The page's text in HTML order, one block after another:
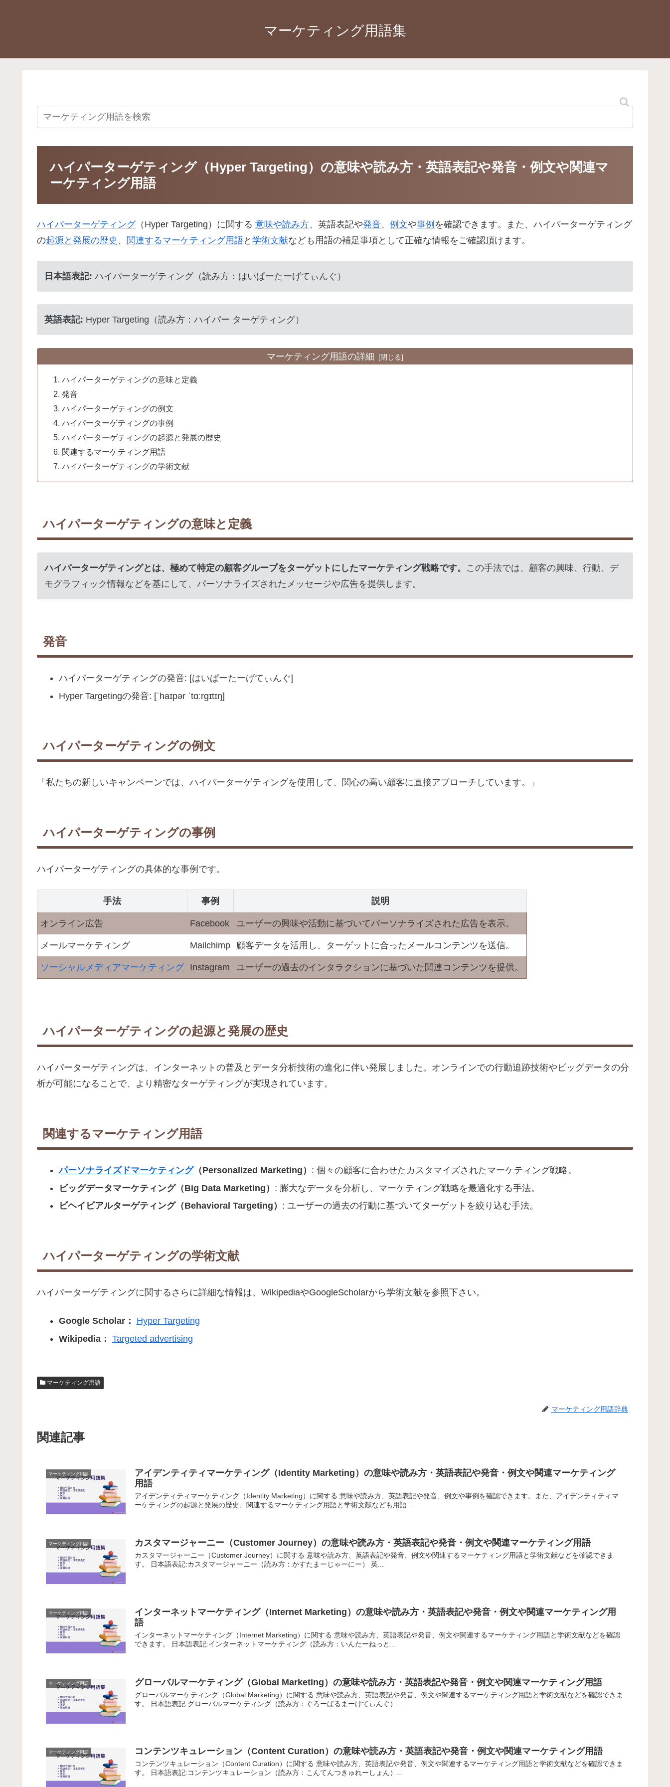
マーケティング用語集
ハイパーターゲティング（Hyper Targeting）の意味や読み方・英語表記や発音・例文や関連マ
ーケティング用語
ハイパーターゲティング（Hyper Targeting）に関する 意味や読み方、英語表記や発音、 例文や事例 を確認できます。また、ハイパーターゲティング
の起源と発展の歴史 、 関連するマーケティング用語と 学術文献なども用語の補足事項として正確な情報をご確認頂けます。
日本語表記: ハイパーターゲティング（読み方：はいぱーたーげてぃんぐ）
英語表記: Hyper Targeting（読み方：ハイパー ターゲティング）
マーケティング用語の詳細
ハイパーターゲティングの意味と定義
発音
ハイパーターゲティングの例文
ハイパーターゲティングの事例
ハイパーターゲティングの起源と発展の歴史
関連するマーケティング用語
ハイパーターゲティングの学術文献
ハイパーターゲティングの意味と定義
ハイパーターゲティングとは、極めて特定の顧客グループをターゲットにしたマーケティング戦略です。 この手法では、顧客の興味、行動、デ
モグラフィック情報などを基にして、パーソナライズされたメッセージや広告を提供します。
発音
ハイパーターゲティングの発音: [はいぱーたーげてぃんぐ]
Hyper Targetingの発音: [ˈhaɪpər ˈtɑːrgɪtɪŋ]
ハイパーターゲティングの例文
「私たちの新しいキャンペーンでは、ハイパーターゲティングを使用して、関心の高い顧客に直接アプローチしています。」
ハイパーターゲティングの事例
ハイパーターゲティングの具体的な事例です。
手法 事例 説明
オンライン広告 Facebook ユーザーの興味や活動に基づいてパーソナライズされた広告を表示。
メールマーケティング Mailchimp 顧客データを活用し、ターゲットに合ったメールコンテンツを送信。
ソーシャルメディアマーケティング Instagram ユーザーの過去のインタラクションに基づいた関連コンテンツを提供。
ハイパーターゲティングの起源と発展の歴史
ハイパーターゲティングは、インターネットの普及とデータ分析技術の進化に伴い発展しました。オンラインでの行動追跡技術やビッグデータの分
析が可能になることで、より精密なターゲティングが実現されています。
関連するマーケティング用語
パーソナライズドマーケティング（Personalized Marketing） : 個々の顧客に合わせたカスタマイズされたマーケティング戦略。
ビッグデータマーケティング（Big Data Marketing） : 膨大なデータを分析し、マーケティング戦略を最適化する手法。
ビヘイビアルターゲティング（Behavioral Targeting） : ユーザーの過去の行動に基づいてターゲットを絞り込む手法。
ハイパーターゲティングの学術文献
ハイパーターゲティングに関するさらに詳細な情報は、WikipediaやGoogleScholarから学術文献を参照下さい。
Google Scholar：
Hyper Targeting
Wikipedia： Targeted advertising
マーケティング用語
マーケティング用語辞典
関連記事
マーケティング用語
アイデンティティマーケティング（Identity Marketing）の意味や読み方・英語表記や発音・例文や関連マーケティング
用語
アイデンティティマーケティング（Identity Marketing）に関する 意味や読み方、英語表記や発音、例文や事例を確認できます。また、アイデンティティマ
ーケティングの起源と発展の歴史、関連するマーケティング用語と学術文献なども用語...
マーケティング用語 カスタマージャーニー（Customer Journey）の意味や読み方・英語表記や発音・例文や関連マーケティング用語
カスタマージャーニー（Customer Journey）に関する 意味や読み方、英語表記や発音、例文や関連するマーケティング用語と学術文献などを確認できま
す。 日本語表記:カスタマージャーニー（読み方：かすたまーじゃーにー） 英...
マーケティング用語
インターネットマーケティング（Internet Marketing）の意味や読み方・英語表記や発音・例文や関連マーケティング用
語
インターネットマーケティング（Internet Marketing）に関する 意味や読み方、英語表記や発音、例文や関連するマーケティング用語と学術文献などを確認
できます。 日本語表記:インターネットマーケティング（読み方：いんたーねっと...
マーケティング用語 グローバルマーケティング（Global Marketing）の意味や読み方・英語表記や発音・例文や関連マーケティング用語
グローバルマーケティング（Global Marketing）に関する 意味や読み方、英語表記や発音、例文や関連するマーケティング用語と学術文献などを確認できま
す。 日本語表記:グローバルマーケティング（読み方：ぐろーばるまーけてぃんぐ）...
マーケティング用語 コンテンツキュレーション（Content Curation）の意味や読み方・英語表記や発音・例文や関連マーケティング用語
コンテンツキュレーション（Content Curation）に関する 意味や読み方、英語表記や発音、例文や関連するマーケティング用語と学術文献などを確認できま
す。 日本語表記:コンテンツキュレーション（読み方：こんてんつきゅれーしょん）...